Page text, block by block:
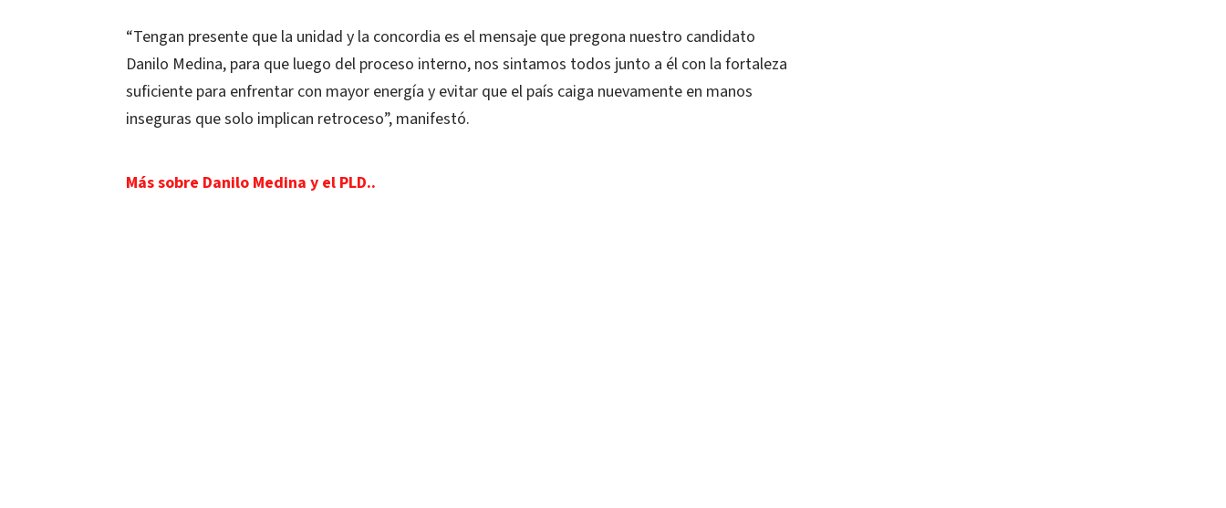
“Tengan presente que la unidad y la concordia es el mensaje que pregona nuestro candidato
Danilo Medina, para que luego del proceso interno, nos sintamos todos junto a él con la fortaleza
suficiente para enfrentar con mayor energía y evitar que el país caiga nuevamente en manos
inseguras que solo implican retroceso”, manifestó.
Más sobre Danilo Medina y el PLD..